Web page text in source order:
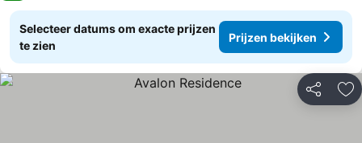
Selecteer datums om exacte prijzen
te zien
Prijzen bekijken
Delen